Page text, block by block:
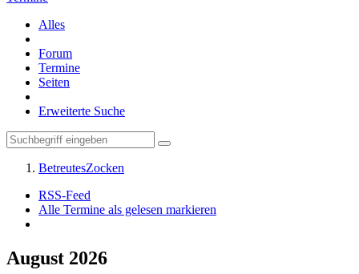
Alles
Forum
Termine
Seiten
Erweiterte Suche
BetreutesZocken
RSS-Feed
Alle Termine als gelesen markieren
August 2026